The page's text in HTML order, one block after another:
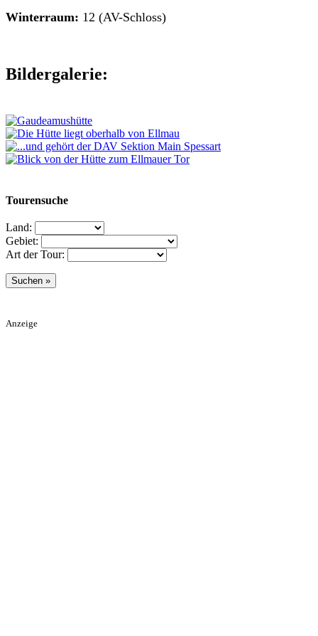
Winterraum: 12 (AV-Schloss)
Bildergalerie:
Tourensuche
Land:
Gebiet:
Art der Tour:
Anzeige